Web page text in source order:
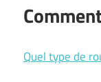
Quel type de